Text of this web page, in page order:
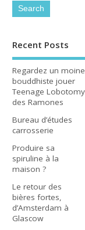
Recent Posts
Regardez un moine
bouddhiste jouer
Teenage Lobotomy
des Ramones
Bureau d’études
carrosserie
Produire sa
spiruline à la
maison ?
Le retour des
bières fortes,
d’Amsterdam à
Glascow